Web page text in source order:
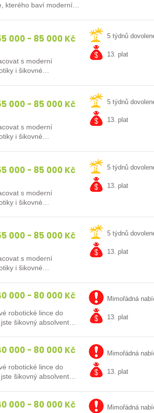
kterého baví moderní…
000 - 85 000 Kč 5 týdnů
13. plat
000 - 85 000 Kč 5 týdnů
13. plat
000 - 85 000 Kč 5 týdnů
13. plat
000 - 85 000 Kč 5 týdnů
13. plat
000 - 80 000 Kč
nebo jste šikovný absolvent…
Mimořádná
13. plat
000 - 80 000 Kč
nebo jste šikovný absolvent…
Mimořádná
13. plat
000 - 80 000 Kč Mimořádná